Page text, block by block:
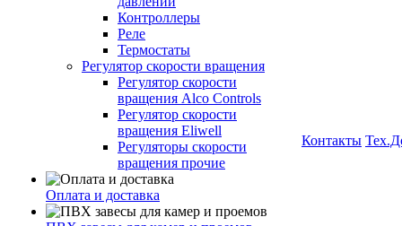
Контроллеры
Реле
Термостаты
Регулятор скорости вращения
Регулятор скорости
вращения Alco Controls
Регулятор скорости
вращения Eliwell
Регуляторы скорости
вращения прочие
Оплата и доставка
Контакты